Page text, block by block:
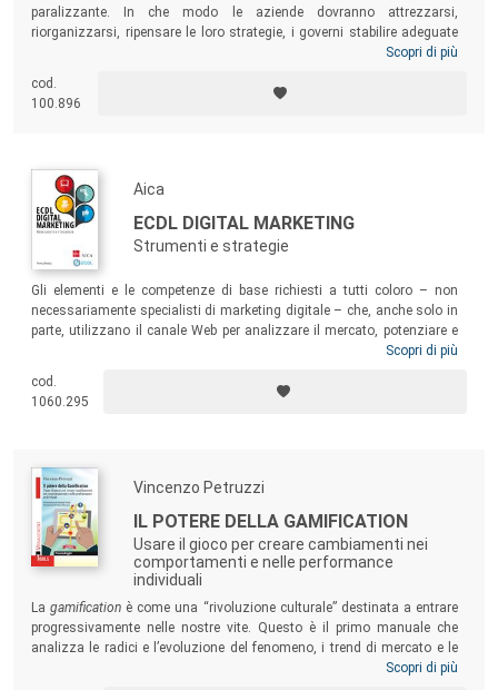
paralizzante. In che modo le aziende dovranno attrezzarsi,
riorganizzarsi, ripensare le loro strategie, i governi stabilire adeguate
politiche industriali e sociali e le persone pianificare le loro vite in un
libro gli autori (tre eminenti economisti) adottano un punto di vista
originale e guardano all’IA come a uno strumento in grado di rendere
utilizzando alcuni principi fondamentali delle scienze economiche,
fanno chiarezza sulla rivoluzione in corso, fornendo una base per
l’azione di CEO, manager, policy maker, investitori e imprenditori.
Scopri di più
cod.
100.896
Aica
ECDL DIGITAL MARKETING
Strumenti e strategie
Gli elementi e le competenze di base richiesti a tutti coloro – non
necessariamente specialisti di marketing digitale – che, anche solo in
parte, utilizzano il canale Web per analizzare il mercato, potenziare e
sviluppare rapporti commerciali. Il testo è preparatorio alla
ECDL/ICDL a livello internazionale e distribuita in Italia da AICA
(Associazione Italiana per l’Informatica e il Calcolo Automatico).
Scopri di più
cod.
1060.295
Vincenzo Petruzzi
IL POTERE DELLA GAMIFICATION
Usare il gioco per creare cambiamenti nei
comportamenti e nelle performance
individuali
Lagamification è come una “rivoluzione culturale” destinata a entrare
progressivamente nelle nostre vite. Questo è il primo manuale che
analizza le radici e l’evoluzione del fenomeno, i trend di mercato e le
previsioni di sviluppo, proponendo una raccolta di modelli e casi di
Scopri di più